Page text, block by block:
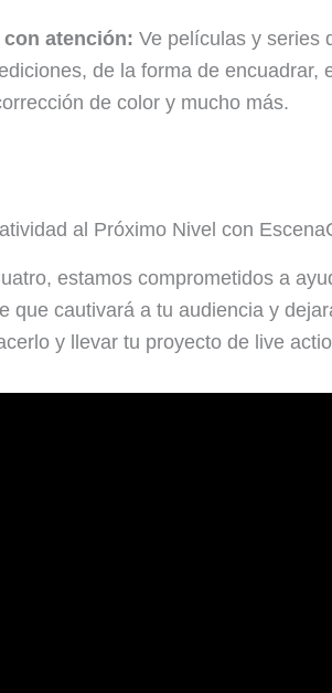
atención: Ve películas y series
de la forma de
de color y mucho más.
al Próximo Nivel con
estamos comprometidos a
que cautivará a tu audiencia y
y llevar tu proyecto de live